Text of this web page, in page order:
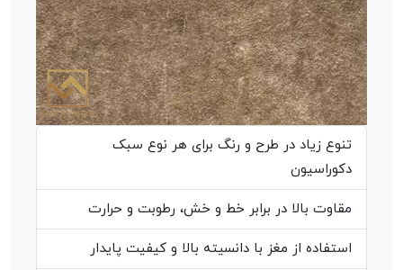
تنوع زیاد در طرح و رنگ برای هر نوع سبک
دکوراسیون
مقاوت بالا در برابر خط و خش، رطوبت و حرارت
استفاده از مغز با دانسیته بالا و کیفیت پایدار